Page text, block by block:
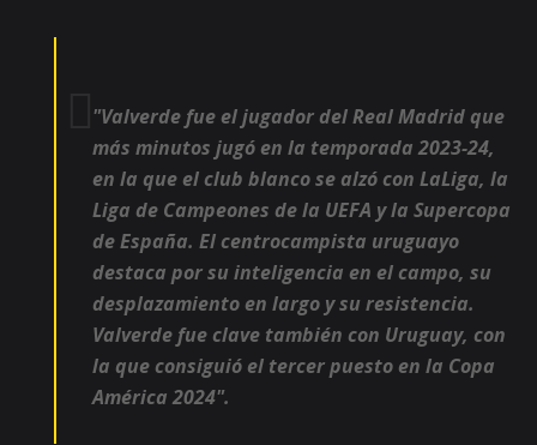
"Valverde fue el jugador del Real Madrid que
más minutos jugó en la temporada 2023-24,
en la que el club blanco se alzó con LaLiga, la
Liga de Campeones de la UEFA y la Supercopa
de España. El centrocampista uruguayo
destaca por su inteligencia en el campo, su
desplazamiento en largo y su resistencia.
Valverde fue clave también con Uruguay, con
la que consiguió el tercer puesto en la Copa
América 2024".